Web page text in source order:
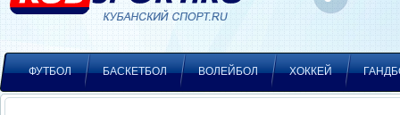
ФУТБОЛ БАСКЕТБОЛ ВОЛЕЙБОЛ ХОККЕЙ